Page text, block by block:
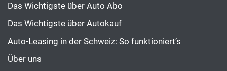
Das Wichtigste über Auto Abo
Das Wichtigste über Autokauf
Auto-Leasing in der Schweiz: So funktioniert’s
Über uns